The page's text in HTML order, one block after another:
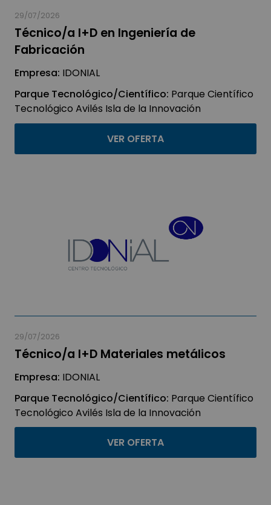
29/07/2026
Técnico/a I+D en Ingeniería de
Fabricación
Empresa: IDONIAL
Parque Tecnológico/Científico: Parque Científico
Tecnológico Avilés Isla de la Innovación
VER OFERTA
29/07/2026
Técnico/a I+D Materiales metálicos
Empresa: IDONIAL
Parque Tecnológico/Científico: Parque Científico
Tecnológico Avilés Isla de la Innovación
VER OFERTA